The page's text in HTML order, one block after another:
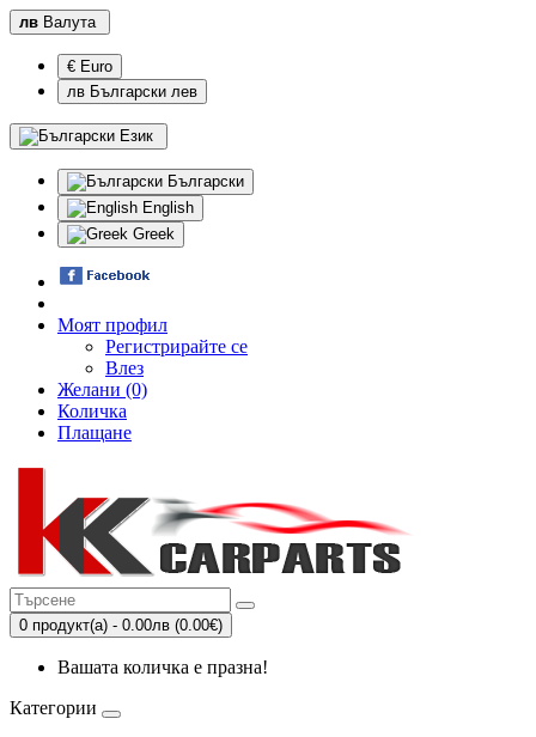
лв Валута
€ Euro
лв Български лев
Език
Български
English
Greek
Моят профил
Регистрирайте се
Влез
Желани (0)
Количка
Плащане
0 продукт(а) - 0.00лв (0.00€)
Вашата количка е празна!
Категории